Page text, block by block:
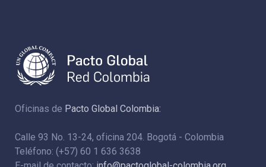
Oficinas de Pacto Global Colombia:
Calle 93 No. 13-24, oficina 204. Bogotá - Colombia
Teléfono: (+57) 60 1 636 3638